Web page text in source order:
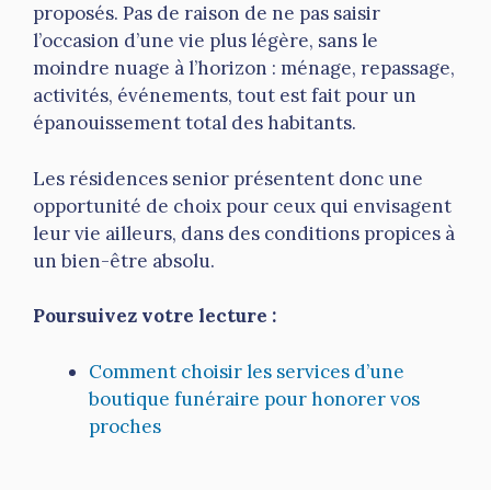
proposés. Pas de raison de ne pas saisir
l’occasion d’une vie plus légère, sans le
moindre nuage à l’horizon : ménage, repassage,
activités, événements, tout est fait pour un
épanouissement total des habitants.
Les résidences senior présentent donc une
opportunité de choix pour ceux qui envisagent
leur vie ailleurs, dans des conditions propices à
un bien-être absolu.
Poursuivez votre lecture :
Comment choisir les services d’une
boutique funéraire pour honorer vos
proches